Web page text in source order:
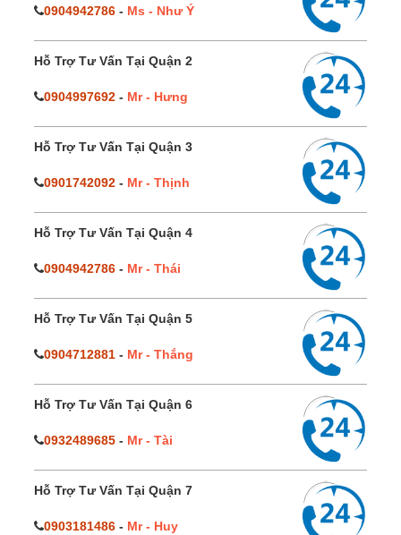
0904942786 - Ms - Như Ý
Hỗ Trợ Tư Vấn Tại Quận 2
0904997692 - Mr - Hưng
Hỗ Trợ Tư Vấn Tại Quận 3
0901742092 - Mr - Thịnh
Hỗ Trợ Tư Vấn Tại Quận 4
0904942786 - Mr - Thái
Hỗ Trợ Tư Vấn Tại Quận 5
0904712881 - Mr - Thắng
Hỗ Trợ Tư Vấn Tại Quận 6
0932489685 - Mr - Tài
Hỗ Trợ Tư Vấn Tại Quận 7
0903181486 - Mr - Huy